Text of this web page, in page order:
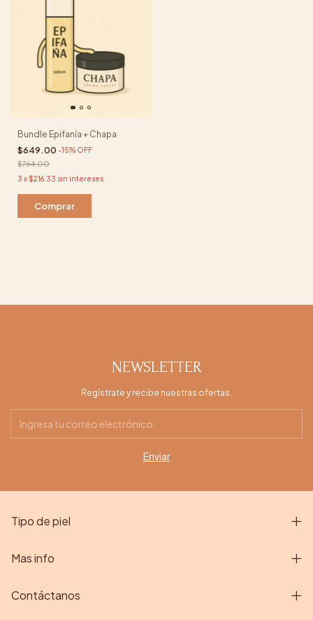
Bundle Epifanía + Chapa
$649.00 -15% OFF
$764.00
3 x $216.33 sin intereses
NEWSLETTER
Regístrate y recibe nuestras ofertas.
Tipo de piel
Mas info
Contáctanos